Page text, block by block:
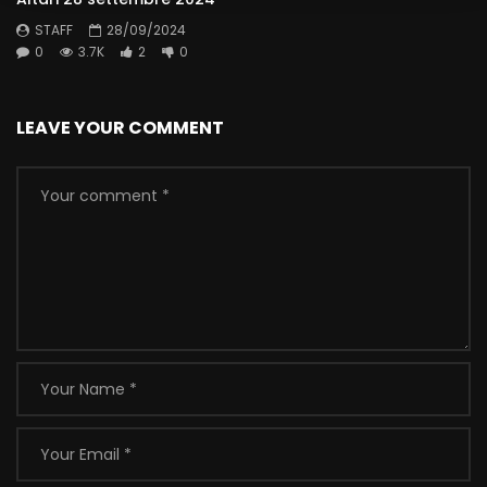
STAFF
28/09/2024
0
3.7K 2 0
LEAVE YOUR COMMENT